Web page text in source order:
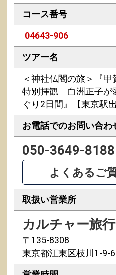
コース番号
04643-906
ツアー名
＜神社仏閣の旅＞『
特別拝観 白洲正子が
ぐり2日間』【東京駅出
お電話でのお問い合わ
050-3649-8188
よくあるご
取扱い営業所
カルチャー旅
〒135-8308
東京都江東区枝川1-9-